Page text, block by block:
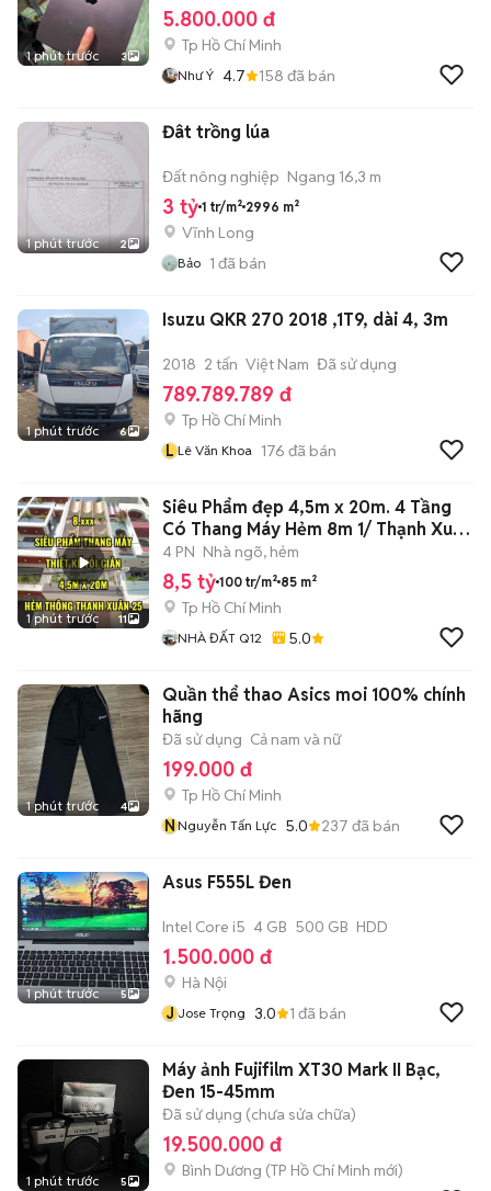
1 phút trước 3
5.800.000 đ
Tp Hồ Chí Minh
Như Ý 4.7 158 đã bán
1 phút trước 2
Đât trồng lúa
Đất nông nghiệp Ngang 16,3 m
3 tỷ 1 tr/m² 2996 m²
Vĩnh Long
Bảo 1 đã bán
1 phút trước 6
Isuzu QKR 270 2018 ,1T9, dài 4, 3m
2018 2 tấn Việt Nam Đã sử dụng
789.789.789 đ
Tp Hồ Chí Minh
L Lê Văn Khoa 176 đã bán
1 phút trước 11
Siêu Phẩm đẹp 4,5m x 20m. 4 Tầng
Có Thang Máy Hẻm 8m 1/ Thạnh Xuân
25
4 PN Nhà ngõ, hẻm
8,5 tỷ 100 tr/m² 85 m²
Tp Hồ Chí Minh
NHÀ ĐẤT Q12 5.0
1 phút trước 4
Quần thể thao Asics moi 100% chính
hãng
Đã sử dụng Cả nam và nữ
199.000 đ
Tp Hồ Chí Minh
NNguyễn Tấn Lực 5.0 237 đã bán
1 phút trước 5
Asus F555L Đen
Intel Core i5 4 GB 500 GB HDD
1.500.000 đ
Hà Nội
J Jose Trọng 3.0 1 đã bán
1 phút trước 5
Máy ảnh Fujifilm XT30 Mark II Bạc,
Đen 15-45mm
Đã sử dụng (chưa sửa chữa)
19.500.000 đ
Bình Dương (TP Hồ Chí Minh mới)